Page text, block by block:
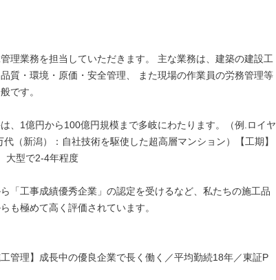
理業務を担当していただきます。 主な業務は、建築の建設工
質・環境・原価・安全管理、 また現場の作業員の労務管理等
です。
、1億円から100億円規模まで多岐にわたります。（例.ロイヤ
代（新潟）：自社技術を駆使した超高層マンション）【工期】
大型で2‐4年程度
「工事成績優秀企業」の認定を受けるなど、私たちの施工品
も極めて高く評価されています。
管理】成長中の優良企業で長く働く／平均勤続18年／東証P